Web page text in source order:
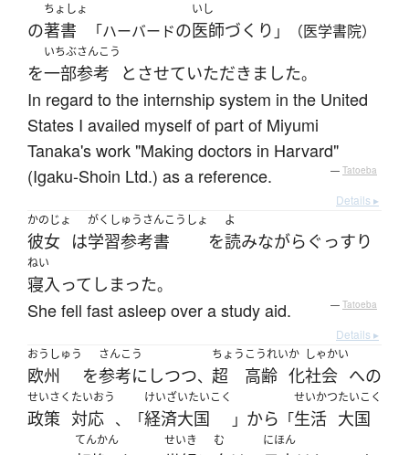
の
ちょしょ
著書 「ハーバードの
いし
医師づくり 」（医学書院）
を
いちぶ
一部
さんこう
参考 とさせていただきました。
In regard to the internship system in the United
States I availed myself of part of Miyumi
Tanaka's work "Making doctors in Harvard"
(Igaku-Shoin Ltd.) as a reference.
— Tatoeba
Details ▸
かのじょ
彼女 は
がくしゅうさんこうしょ
学習参考書 を
よ
読みながら ぐっすり
ねい
寝入って しまった。
She fell fast asleep over a study aid. — Tatoeba
Details ▸
おうしゅう
欧州 を
さんこう
参考にしつつ、
ちょう
超
こうれい
高齢
か
化
しゃかい
社会 への
せいさく
政策
たいおう
対応 、「
けいざいたいこく
経済大国 」 から 「
せいかつ
生活
たいこく
大国
てんかん せいき む にほん